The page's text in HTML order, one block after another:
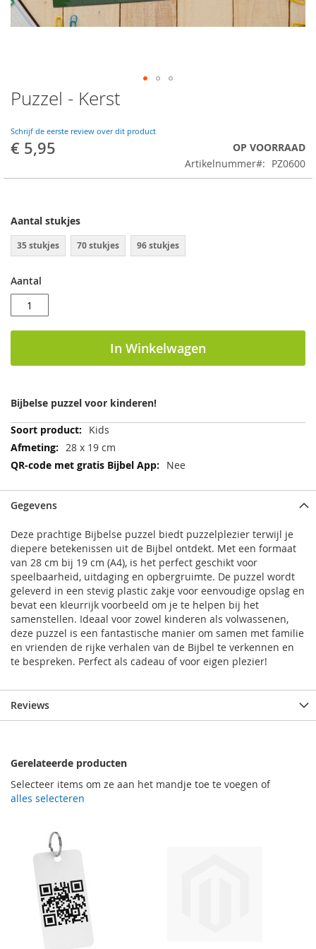
Ga
naar
begin
van
afbeeldingen-
Puzzel - Kerst
Schrijf de eerste review over dit product
€ 5,95
OP VOORRAAD
Artikelnummer
PZ0600
Aantal stukjes
35 stukjes 70 stukjes 96 stukjes
Aantal
In Winkelwagen
Bijbelse puzzel voor kinderen!
Meer
informatie
Kids
28 x 19 cm
Nee
Gegevens
Deze prachtige Bijbelse puzzel biedt puzzelplezier terwijl je
diepere betekenissen uit de Bijbel ontdekt. Met een formaat
van 28 cm bij 19 cm (A4), is het perfect geschikt voor
speelbaarheid, uitdaging en opbergruimte. De puzzel wordt
geleverd in een stevig plastic zakje voor eenvoudige opslag en
bevat een kleurrijk voorbeeld om je te helpen bij het
samenstellen. Ideaal voor zowel kinderen als volwassenen,
deze puzzel is een fantastische manier om samen met familie
en vrienden de rijke verhalen van de Bijbel te verkennen en
te bespreken. Perfect als cadeau of voor eigen plezier!
Reviews
Gerelateerde producten
Selecteer items om ze aan het mandje toe te voegen of
alles selecteren